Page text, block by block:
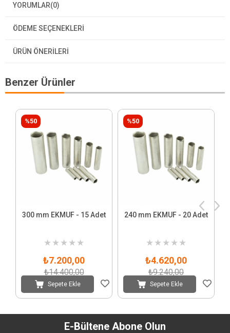
YORUMLAR(0)
ÖDEME SEÇENEKLERI
ÜRÜN ÖNERILERI
Benzer Ürünler
300 mm EKMUF - 15 Adet
★ ★ ★ ★ ★
₺7.200,00
₺14.400,00
Sepete Ekle
%50
240 mm EKMUF - 20 Adet
★ ★ ★ ★ ★
₺4.620,00
₺9.240,00
Sepete Ekle
%50
E-Bültene Abone Olun